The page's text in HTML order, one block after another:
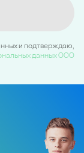
и подтверждаю,
данных ООО